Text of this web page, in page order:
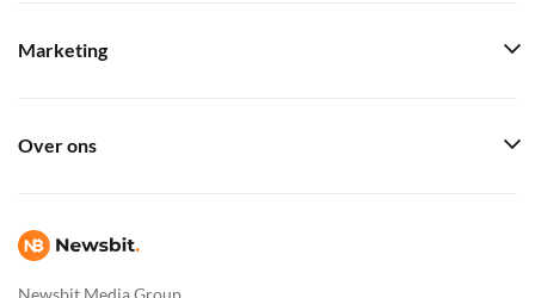
Newsbit Media Group
Marketing
Over ons